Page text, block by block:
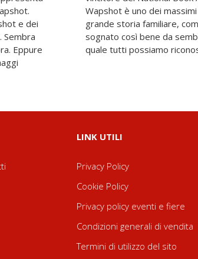
e dei
Sembra
Eppure
Una
paese
nella
quale tutti possiamo
LINK UTILI
Privacy Policy
Cookie Policy
Privacy policy eventi e fiere
Condizioni generali di vendita
Termini di utilizzo del sito